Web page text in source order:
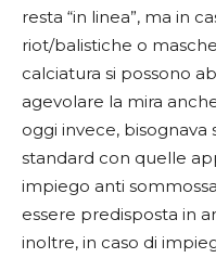
resta “in linea”, ma in
riot/balistiche o
calciatura si possono
agevolare la mira
oggi invece,
standard con quelle
impiego anti
essere predisposta in
inoltre, in caso di